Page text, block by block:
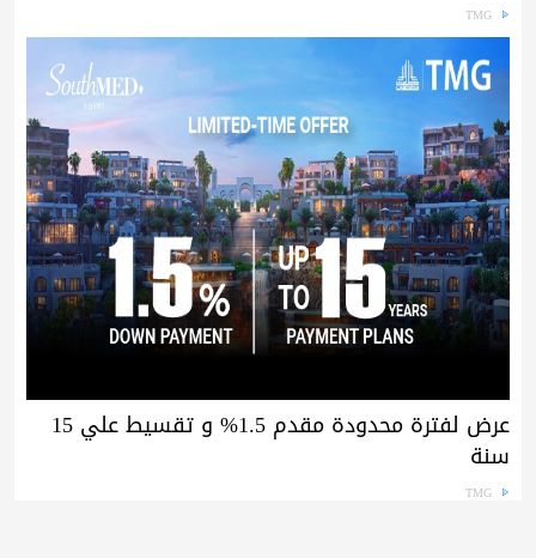
TMG
عرض لفترة محدودة مقدم 1.5% و تقسيط علي 15
سنة
TMG